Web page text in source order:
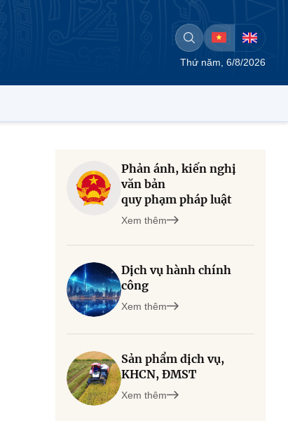
Thứ năm, 6/8/2026
Phản ánh, kiến nghị
văn bản
quy phạm pháp luật
Xem thêm
Dịch vụ hành chính
công
Xem thêm
Sản phẩm dịch vụ,
KHCN, ĐMST
Xem thêm